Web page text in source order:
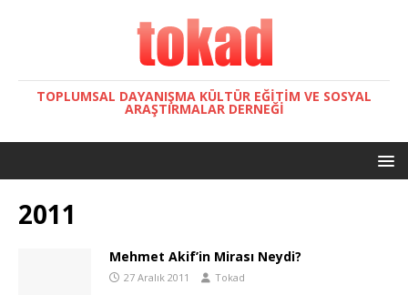
TOPLUMSAL DAYANIŞMA KÜLTÜR EĞITIM VE SOSYAL
ARAŞTIRMALAR DERNEĞI
2011
Mehmet Akif’in Mirası Neydi?
27 Aralık 2011 Tokad